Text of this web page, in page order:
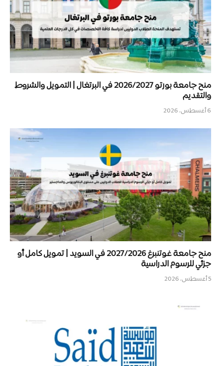
منح جامعة بورتو 2026/2027 في البرتغال | التمويل والشروط
والتقديم
6 أغسطس، 2026
منح جامعة غوتنبرغ 2027/2026 في السويد | تمويل كامل أو
جزئي للرسوم الدراسية
5 أغسطس، 2026